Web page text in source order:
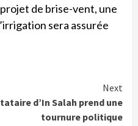
de brise-vent, une
sera assurée
Next
d’In Salah prend une
tournure politique